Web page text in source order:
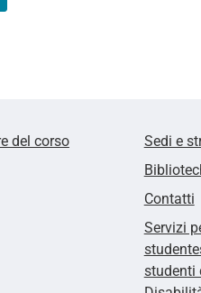
del corso
Sedi e
Contatti
Servizi
studenti